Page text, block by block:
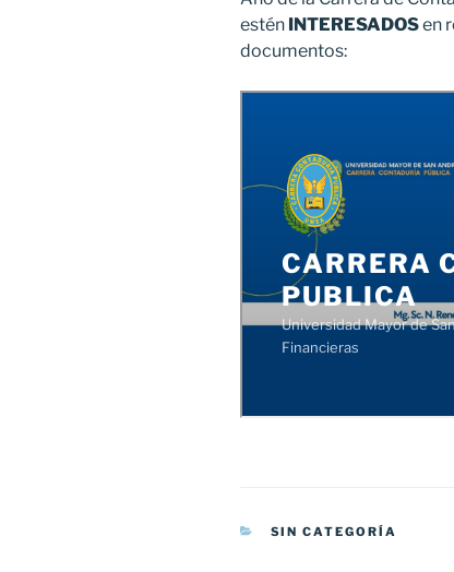
estén INTERESADOSen
documentos:
CATEGORÍAS
SIN CATEGORÍA